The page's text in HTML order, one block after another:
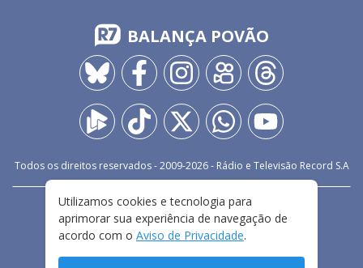
BALANÇA POVÃO
Todos os direitos reservados - 2009-2026- Rádio e Televisão Record S.A
FALE CONOSCO
PRIVACIDADE
TERMOS E CONDIÇÕES DE USO
Utilizamos cookies e tecnologia para
aprimorar sua experiência de navegação de
acordo com o Aviso de Privacidade.